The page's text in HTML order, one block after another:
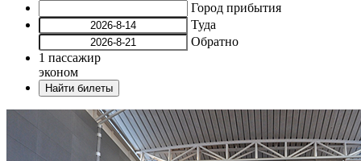
Город прибытия
Туда
Обратно
1 пассажир
эконом
Найти билеты